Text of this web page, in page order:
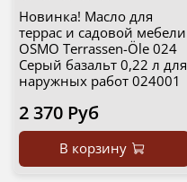
Новинка! Масло для
террас и садовой мебели
OSMO Terrassen-Öle 024
Серый базальт 0,22 л для
наружных работ 024001
2 370 Руб
В корзину